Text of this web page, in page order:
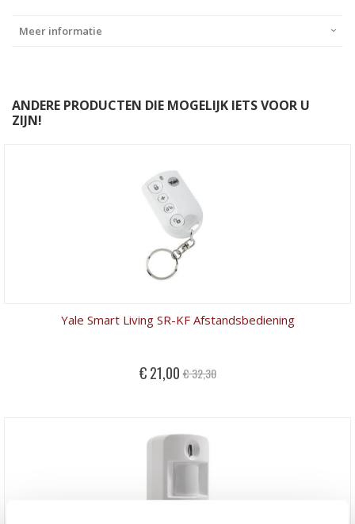
Meer informatie
ANDERE PRODUCTEN DIE MOGELIJK IETS VOOR U
ZIJN!
Yale Smart Living SR-KF Afstandsbediening
Special
Price
€ 21,00 € 32,30